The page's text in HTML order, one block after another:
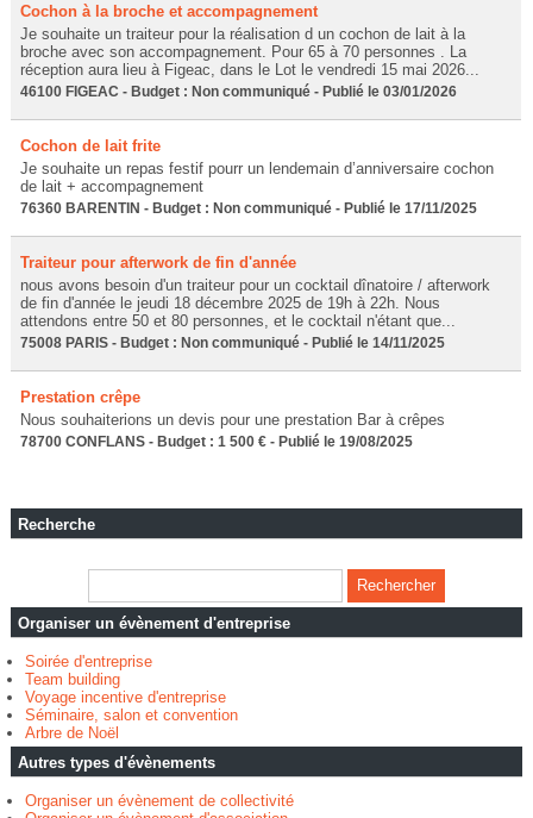
Cochon à la broche et accompagnement
Je souhaite un traiteur pour la réalisation d un cochon de lait à la
broche avec son accompagnement. Pour 65 à 70 personnes . La
réception aura lieu à Figeac, dans le Lot le vendredi 15 mai 2026...
46100 FIGEAC - Budget : Non communiqué - Publié le 03/01/2026
Cochon de lait frite
Je souhaite un repas festif pourr un lendemain d’anniversaire cochon
de lait + accompagnement
76360 BARENTIN - Budget : Non communiqué - Publié le 17/11/2025
Traiteur pour afterwork de fin d'année
nous avons besoin d'un traiteur pour un cocktail dînatoire / afterwork
de fin d'année le jeudi 18 décembre 2025 de 19h à 22h. Nous
attendons entre 50 et 80 personnes, et le cocktail n'étant que...
75008 PARIS - Budget : Non communiqué - Publié le 14/11/2025
Prestation crêpe
Nous souhaiterions un devis pour une prestation Bar à crêpes
78700 CONFLANS - Budget : 1 500 € - Publié le 19/08/2025
Recherche
Organiser un évènement d'entreprise
Soirée d'entreprise
Team building
Voyage incentive d'entreprise
Séminaire, salon et convention
Arbre de Noël
Autres types d'évènements
Organiser un évènement de collectivité